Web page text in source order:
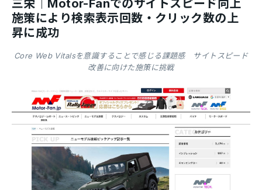
三栄｜Motor-Fanでのサイトスピード向上
施策により検索表示回数・クリック数の上
昇に成功
Core Web Vitalsを意識することで感じる課題感 サイトスピード
改善に向けた施策に挑戦